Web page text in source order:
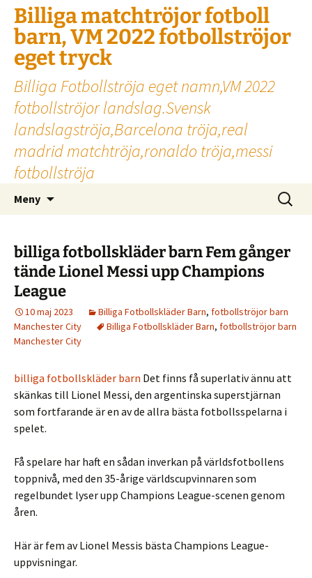
Billiga matchtröjor fotboll
barn, VM 2022 fotbollströjor
eget tryck
Billiga Fotbollströja eget namn,VM 2022
fotbollströjor landslag.Svensk
landslagströja,Barcelona tröja,real
madrid matchtröja,ronaldo tröja,messi
fotbollströja
Meny
Sök
efter:
billiga fotbollskläder barn Fem gånger
tände Lionel Messi upp Champions
League
10 maj 2023 Billiga Fotbollskläder Barn, fotbollströjor barn
Manchester City
Billiga Fotbollskläder Barn, fotbollströjor barn
Manchester City
billiga fotbollskläder barn Det finns få superlativ ännu att
skänkas till Lionel Messi, den argentinska superstjärnan
som fortfarande är en av de allra bästa fotbollsspelarna i
spelet.
Få spelare har haft en sådan inverkan på världsfotbollens
toppnivå, med den 35-årige världscupvinnaren som
regelbundet lyser upp Champions League-scenen genom
åren.
Här är fem av Lionel Messis bästa Champions League-
uppvisningar.